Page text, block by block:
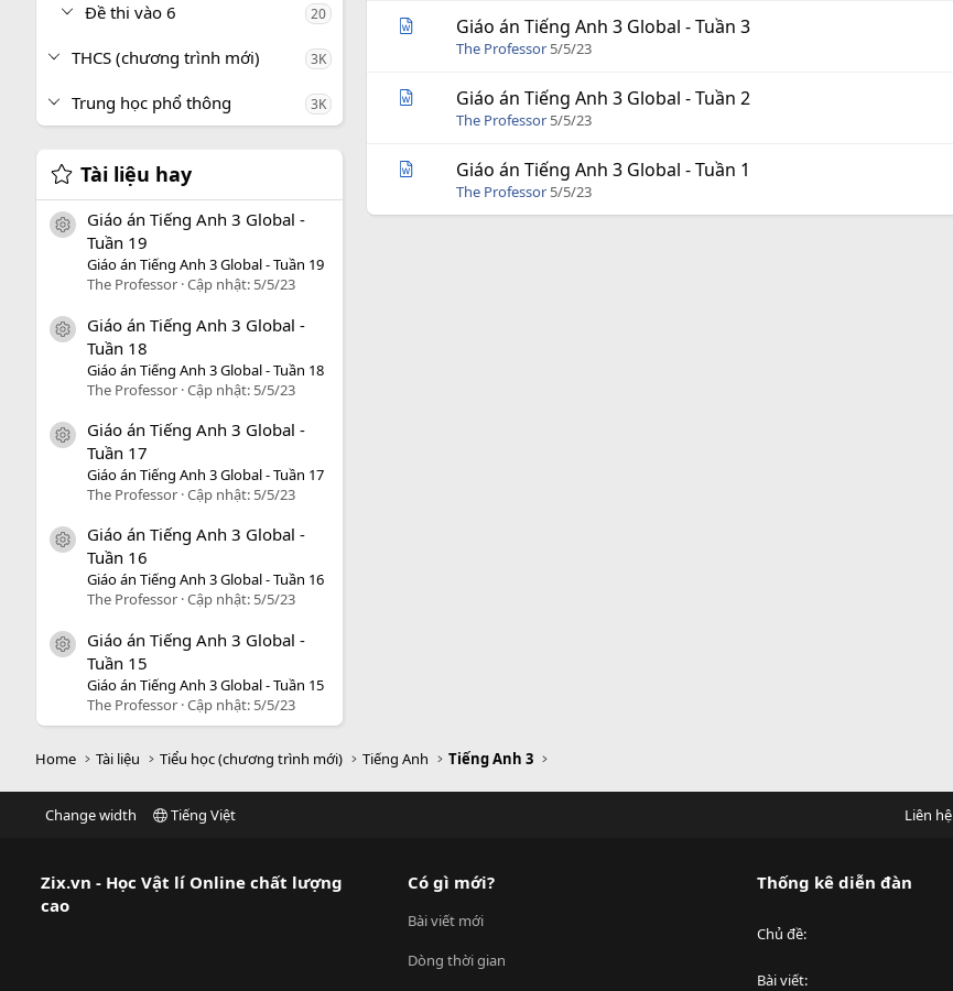
Đề thi vào 6 20
THCS (chương trình mới) 3K
Trung học phổ thông 3K
Tài liệu hay
icon tài liệu
Giáo án Tiếng Anh 3 Global -
Tuần 19
Giáo án Tiếng Anh 3 Global - Tuần 19
The Professor Cập nhật: 5/5/23
icon tài liệu
Giáo án Tiếng Anh 3 Global -
Tuần 18
Giáo án Tiếng Anh 3 Global - Tuần 18
The Professor Cập nhật: 5/5/23
icon tài liệu
Giáo án Tiếng Anh 3 Global -
Tuần 17
Giáo án Tiếng Anh 3 Global - Tuần 17
The Professor Cập nhật: 5/5/23
icon tài liệu
Giáo án Tiếng Anh 3 Global -
Tuần 16
Giáo án Tiếng Anh 3 Global - Tuần 16
The Professor Cập nhật: 5/5/23
icon tài liệu
Giáo án Tiếng Anh 3 Global -
Tuần 15
Giáo án Tiếng Anh 3 Global - Tuần 15
The Professor Cập nhật: 5/5/23
Giáo án Tiếng Anh 3 Global - Tuần 3
The Professor 5/5/23
Giáo án Tiếng Anh 3 Global - Tuần 2
The Professor 5/5/23
Giáo án Tiếng Anh 3 Global - Tuần 1
The Professor 5/5/23
Home Tài liệu Tiểu học (chương trình mới) Tiếng Anh Tiếng Anh 3
Change width Tiếng Việt Liên hệ
Zix.vn - Học Vật lí Online chất lượng
cao
Có gì mới?
Bài viết mới
Dòng thời gian
Thống kê diễn đàn
Chủ đề
Bài viết